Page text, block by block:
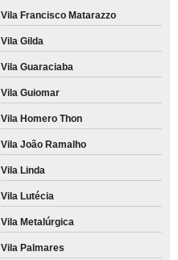
Vila Francisco Matarazzo
Vila Gilda
Vila Guaraciaba
Vila Guiomar
Vila Homero Thon
Vila João Ramalho
Vila Linda
Vila Lutécia
Vila Metalúrgica
Vila Palmares